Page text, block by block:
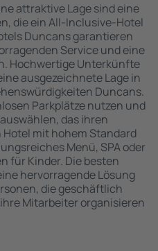
attraktive Lage sind eine
die ein All-Inclusive-Hotel
Duncans garantieren
Service und eine
Hochwertige Unterkünfte
ausgezeichnete Lage in
Duncans.
Parkplätze nutzen und
das ihren
mit hohem Standard
Menü, SPA oder
für Kinder. Die besten
hervorragende Lösung
die geschäftlich
Mitarbeiter organisieren